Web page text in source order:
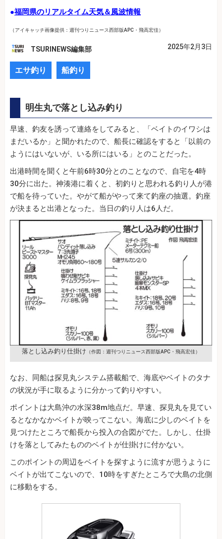
●福岡県のリアルタイム天気＆風波情報
（アイキャッチ画像提供：週刊つりニュース西部版APC・飛高宏佳）
TSURINEWS編集部 2025年2月3日
エサ釣り 船釣り
明生丸で落とし込み釣り
早速、釣友を誘って連絡をしてみると、「ベイトのイワシは
まだいるか」と聞かれたので、船長に確認をすると「以前の
ようにはいないが、いる所にはいる」とのことだった。
出港時間を聞くと午前6時30分とのことなので、自宅を4時
30分に出た。神湊港に着くと、初釣りと思われる釣り人が港
で船を待っていた。やがて船がやって来て釣座の抽選。釣座
が決まると出港となった。当日の釣り人は6人だ。
落とし込み釣り仕掛け （作図：週刊つりニュース西部版APC・飛高宏佳）
なお、同船は探見丸システム搭載船で、海底やベイトのタナ
の状況が手に取るように分かって釣りやすい。
ポイントは大島沖の水深38m地点だ。早速、探見丸を見てい
るとなかなかベイトが映ってこない。海底に少しのベイトを
見つけたところで船長から投入の合図がでた。しかし、仕掛
けを落としてみたもののベイトが仕掛けに付かない。
このポイントの周辺をベイトを探すように流すが思うように
ベイトが出てこないので、10時をすぎたところで大島の北側
に移動をする。